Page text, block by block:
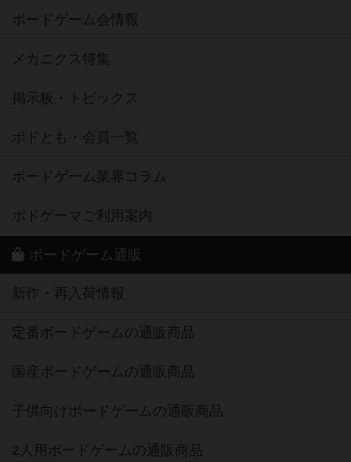
ボードゲーム会情報
メカニクス特集
掲示板・トピックス
ボドとも・会員一覧
ボードゲーム業界コラム
ボドゲーマご利用案内
ボードゲーム通販
新作・再入荷情報
定番ボードゲームの通販商品
国産ボードゲームの通販商品
子供向けボードゲームの通販商品
2人用ボードゲームの通販商品